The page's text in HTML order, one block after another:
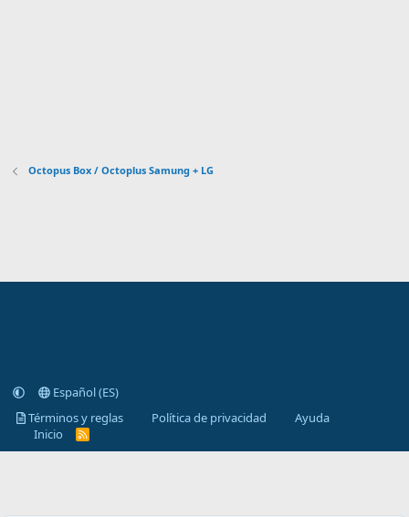
Octopus Box / Octoplus Samung + LG
Español (ES)
Términos y reglas
Política de privacidad
Ayuda
Inicio
R